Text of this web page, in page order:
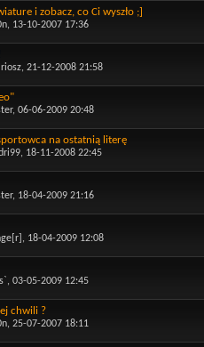
i zobacz, co Ci wyszło ;]
, 13-10-2007 17:36
, 21-12-2008 21:58
, 06-06-2009 20:48
na ostatnią literę
, 18-11-2008 22:45
, 18-04-2009 21:16
, 18-04-2009 12:08
, 03-05-2009 12:45
chwili ?
, 25-07-2007 18:11